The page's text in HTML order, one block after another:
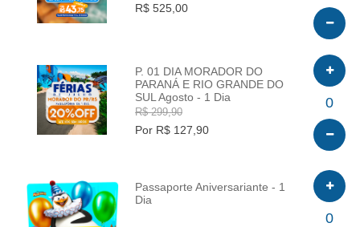
R$ 525,00
INFO
P. 01 DIA MORADOR DO
PARANÁ E RIO GRANDE DO
SUL Agosto - 1 Dia
R$ 299,90
Por R$ 127,90
0
INFO
Passaporte Aniversariante - 1
Dia
0